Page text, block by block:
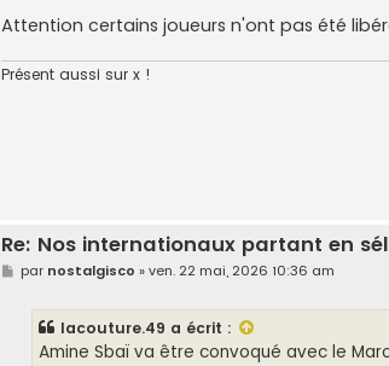
g
e
Attention certains joueurs n'ont pas été
Présent aussi sur x !
Re: Nos internationaux partant en
M
e
par nostalgisco »ven. 22 mai, 2026 10:36 am
lacouture.49 a écrit :
Amine Sbaï va être convoqué avec le